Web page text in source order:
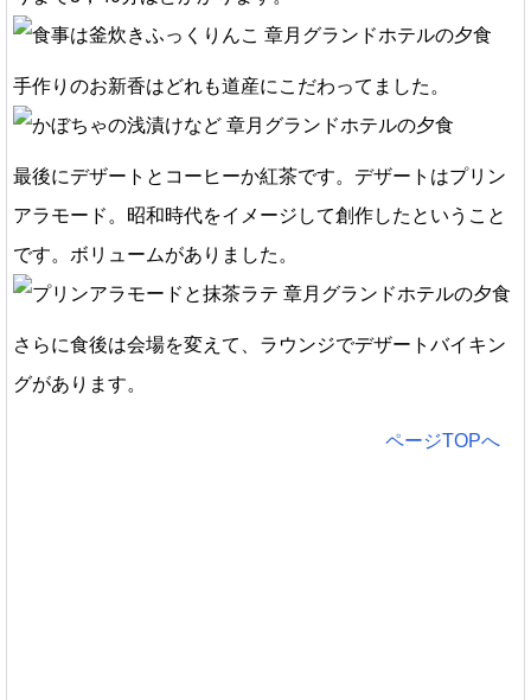
手作りのお新香はどれも道産にこだわってました。
最後にデザートとコーヒーか紅茶です。デザートはプリン
アラモード。昭和時代をイメージして創作したということ
です。ボリュームがありました。
さらに食後は会場を変えて、ラウンジでデザートバイキン
グがあります。
ページTOPへ